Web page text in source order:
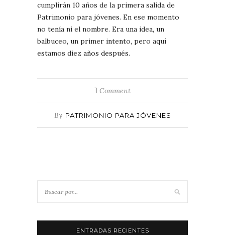
cumplirán 10 años de la primera salida de
Patrimonio para jóvenes. En ese momento
no tenía ni el nombre. Era una idea, un
balbuceo, un primer intento, pero aquí
estamos diez años después.
1 Comment
By PATRIMONIO PARA JÓVENES
ENTRADAS RECIENTES